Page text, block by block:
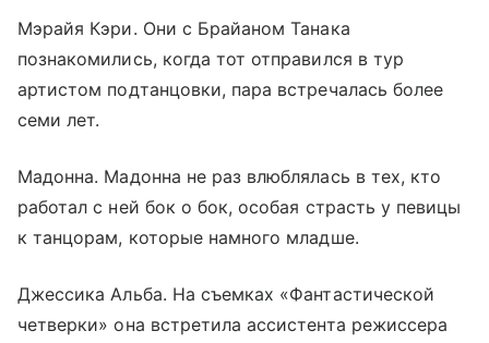
Мэрайя Кэри. Они с Брайаном Танака
познакомились, когда тот отправился в тур
артистом подтанцовки, пара встречалась более
семи лет.
Мадонна. Мадонна не раз влюблялась в тех, кто
работал с ней бок о бок, особая страсть у певицы
к танцорам, которые намного младше.
Джессика Альба. На съемках «Фантастической
четверки» она встретила ассистента режиссера